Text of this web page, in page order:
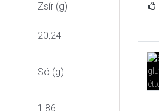
Zsír (g)
20,24
Só (g)
1,86